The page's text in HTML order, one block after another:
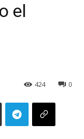
el
0
424